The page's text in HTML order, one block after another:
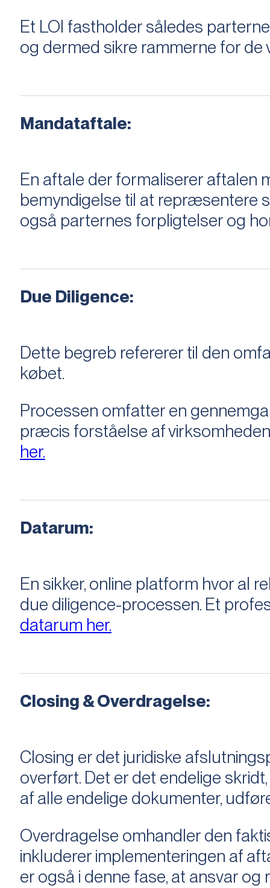
Et LOI fastholder således
og dermed sikre rammerne for de
Mandataftale:
En aftale der formaliserer
bemyndigelse til at repræsentere
også parternes forpligtelser og
Due Diligence:
Dette begreb refererer til den
købet.
Processen omfatter en
præcis forståelse af
her.
Datarum:
En sikker, online platform hvor al
due diligence-processen. Et
datarum her.
Closing & Overdragelse:
Closing er det juridiske
overført. Det er det endelige
af alle endelige dokumenter,
Overdragelse omhandler den
inkluderer implementeringen af
er også i denne fase, at ansvar